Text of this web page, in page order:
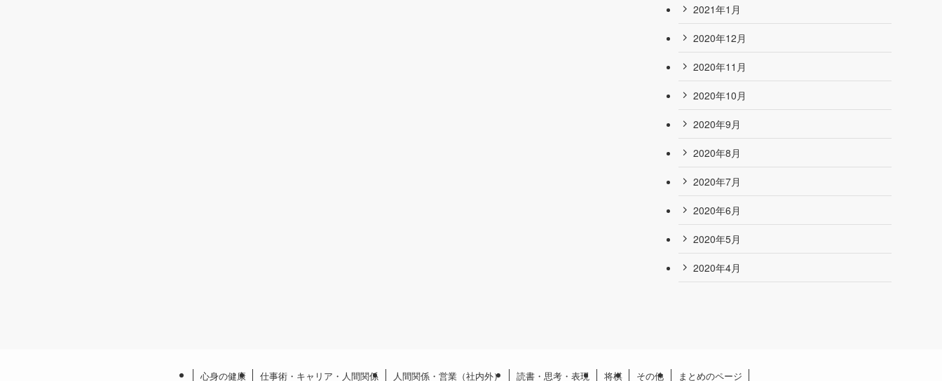
2021年1月
2020年12月
2020年11月
2020年10月
2020年9月
2020年8月
2020年7月
2020年6月
2020年5月
2020年4月
心身の健康 仕事術・キャリア・人間関係 人間関係・営業（社内外） 読書・思考・表現 将棋 その他 まとめのページ